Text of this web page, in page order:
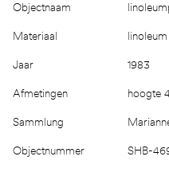
Objectnaam
Materiaal linoleum
Jaar 1983
Afmetingen hoogte
Sammlung
Objectnummer SHB-